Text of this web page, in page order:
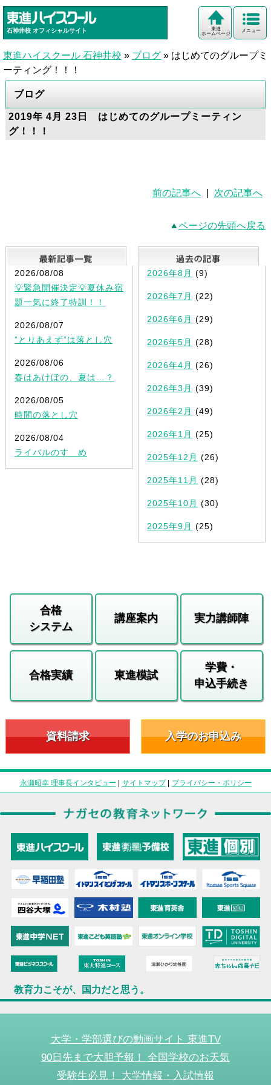
石神井校 オフィシャルサイト メニュー
東進
ホームページ
東進ハイスクール 石神井校 » ブログ » はじめてのグループミ
ーティング！！！
ブログ
2019年 4月 23日 はじめてのグループミーティン
グ！！！
前の記事へ 次の記事へ
ページの先頭へ戻る
最新記事一覧
2026/08/08
💡緊急開催決定💡夏休み宿
題一気に終了特訓！！
2026/08/07
”とりあえず”は落とし穴
2026/08/06
春はあけぼの、夏は…？
2026/08/05
時間の落とし穴
2026/08/04
ライバルのすゝめ
2026年8月 (9)
2026年7月 (22)
2026年6月 (29)
2026年5月 (28)
2026年4月 (26)
2026年3月 (39)
2026年2月 (49)
2026年1月 (25)
2025年12月 (26)
2025年11月 (28)
2025年10月 (30)
2025年9月 (25)
合格
システム
講座案内 実力講師陣
合格実績 東進模試
学費・
申込手続き
資料請求 入学のお申込み
永瀬昭幸 理事長インタビュー | サイトマップ| プライバシー・ポリシー
教育力こそが、国力だと思う。
大学・学部選びの動画サイト 東進TV
90日先まで大胆予報！ 全国学校のお天気
受験生必見！ 大学情報・入試情報